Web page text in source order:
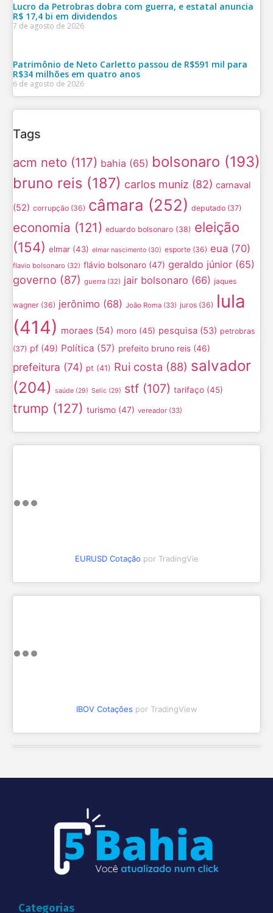
Lucro da Petrobras dobra com guerra, e estatal anuncia
R$ 17,4 bi em dividendos
7 de agosto de 2026
Patrimônio de Neto Carletto passou de R$591 mil para
R$34 milhões em quatro anos
6 de agosto de 2026
Tags
acm neto (117) bahia (65) bolsonaro (193)
bruno reis (187) carlos muniz (82) carnaval
(52) corrupção (36) câmara (252) deputado (37)
economia (121) eduardo bolsonaro (38) eleição
(154) elmar (43) elmar nascimento (30) esporte (36) eua (70)
flavio bolsonaro (32) flávio bolsonaro (47) geraldo júnior (65)
governo (87) guerra (32) jair bolsonaro (66) jaques
wagner (36) jerônimo (68) João Roma (33) juros (36) lula
(414) moraes (54) moro (45) pesquisa (53) petrobras
(37) pf (49) Política (57) prefeito bruno reis (46)
prefeitura (74) pt (41) Rui costa (88) salvador
(204) saúde (29) Selic (29) stf (107) tarifaço (45)
trump (127) turismo (47) vereador (33)
EURUSD Cotação por TradingVie
IBOV Cotações por TradingView
Categorias